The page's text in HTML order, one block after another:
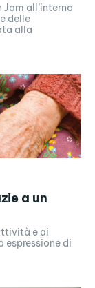
all’interno
delle
alla
a un
e ai
di